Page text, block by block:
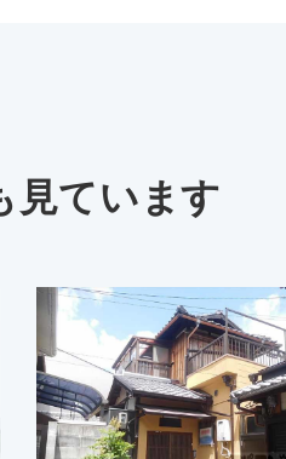
見ています